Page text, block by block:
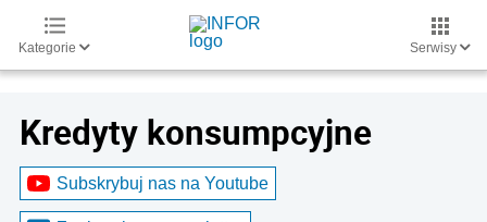
Kategorie Serwisy
Kredyty konsumpcyjne
Subskrybuj nas na Youtube